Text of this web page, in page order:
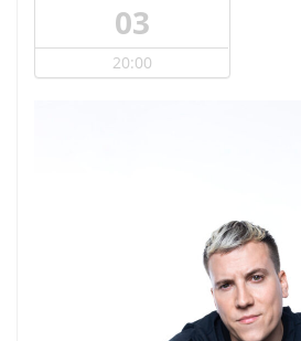
03
20:00